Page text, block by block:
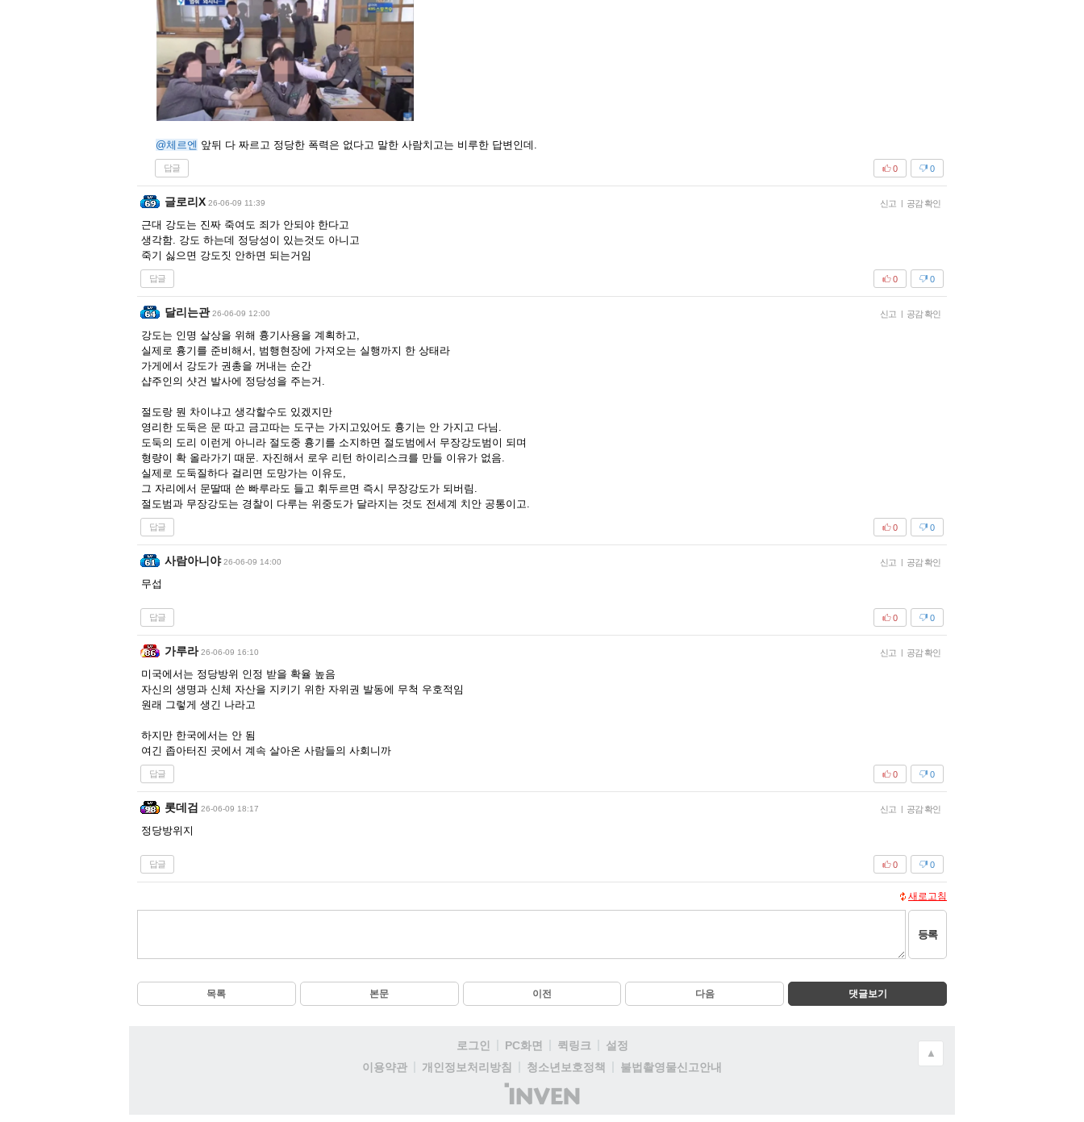
@체르엔 앞뒤 다 짜르고 정당한 폭력은 없다고 말한 사람치고는 비루한 답변인데.
답글 0
0
글로리X 26-06-09 11:39 신고 | 공감 확인
근대 강도는 진짜 죽여도 죄가 안되야 한다고
생각함. 강도 하는데 정당성이 있는것도 아니고
죽기 싫으면 강도짓 안하면 되는거임
답글 0
0
달리는관 26-06-09 12:00 신고 | 공감 확인
강도는 인명 살상을 위해 흉기사용을 계획하고,
실제로 흉기를 준비해서, 범행현장에 가져오는 실행까지 한 상태라
가게에서 강도가 권총을 꺼내는 순간
샵주인의 샷건 발사에 정당성을 주는거.
절도랑 뭔 차이냐고 생각할수도 있겠지만
영리한 도둑은 문 따고 금고따는 도구는 가지고있어도 흉기는 안 가지고 다님.
도둑의 도리 이런게 아니라 절도중 흉기를 소지하면 절도범에서 무장강도범이 되며
형량이 확 올라가기 때문. 자진해서 로우 리턴 하이리스크를 만들 이유가 없음.
실제로 도둑질하다 걸리면 도망가는 이유도,
그 자리에서 문딸때 쓴 빠루라도 들고 휘두르면 즉시 무장강도가 되버림.
절도범과 무장강도는 경찰이 다루는 위중도가 달라지는 것도 전세계 치안 공통이고.
답글 0
0
사람아니야 26-06-09 14:00 신고 | 공감 확인
무섭
답글 0
0
가루라 26-06-09 16:10 신고 | 공감 확인
미국에서는 정당방위 인정 받을 확율 높음
자신의 생명과 신체 자산을 지키기 위한 자위권 발동에 무척 우호적임
원래 그렇게 생긴 나라고
하지만 한국에서는 안 됨
여긴 좁아터진 곳에서 계속 살아온 사람들의 사회니까
답글 0
0
롯데검 26-06-09 18:17 신고 | 공감 확인
정당방위지
답글 0
0
새로고침
등록
목록 본문 이전 다음 댓글보기
로그인 PC화면 퀵링크
설정
이용약관
개인정보처리방침 청소년보호정책
불법촬영물신고안내
(주)
인
▲